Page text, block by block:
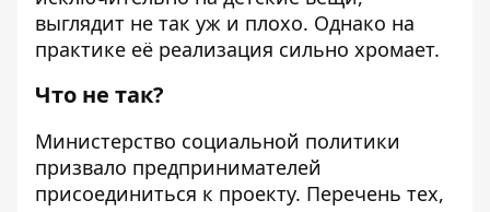
выглядит не так уж и плохо. Однако на
практике её реализация сильно хромает.
Что не так?
Министерство социальной политики
призвало предпринимателей
присоединиться к проекту. Перечень тех,